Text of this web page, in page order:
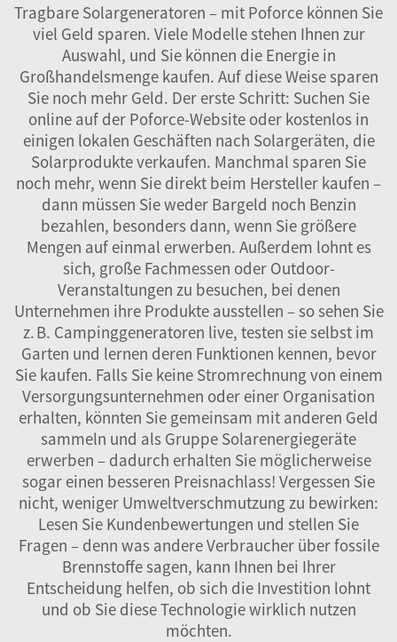
Tragbare Solargeneratoren – mit Poforce können Sie
viel Geld sparen. Viele Modelle stehen Ihnen zur
Auswahl, und Sie können die Energie in
Großhandelsmenge kaufen. Auf diese Weise sparen
Sie noch mehr Geld. Der erste Schritt: Suchen Sie
online auf der Poforce-Website oder kostenlos in
einigen lokalen Geschäften nach Solargeräten, die
Solarprodukte verkaufen. Manchmal sparen Sie
noch mehr, wenn Sie direkt beim Hersteller kaufen –
dann müssen Sie weder Bargeld noch Benzin
bezahlen, besonders dann, wenn Sie größere
Mengen auf einmal erwerben. Außerdem lohnt es
sich, große Fachmessen oder Outdoor-
Veranstaltungen zu besuchen, bei denen
Unternehmen ihre Produkte ausstellen – so sehen Sie
z. B. Campinggeneratoren live, testen sie selbst im
Garten und lernen deren Funktionen kennen, bevor
Sie kaufen. Falls Sie keine Stromrechnung von einem
Versorgungsunternehmen oder einer Organisation
erhalten, könnten Sie gemeinsam mit anderen Geld
sammeln und als Gruppe Solarenergiegeräte
erwerben – dadurch erhalten Sie möglicherweise
sogar einen besseren Preisnachlass! Vergessen Sie
nicht, weniger Umweltverschmutzung zu bewirken:
Lesen Sie Kundenbewertungen und stellen Sie
Fragen – denn was andere Verbraucher über fossile
Brennstoffe sagen, kann Ihnen bei Ihrer
Entscheidung helfen, ob sich die Investition lohnt
und ob Sie diese Technologie wirklich nutzen
möchten.